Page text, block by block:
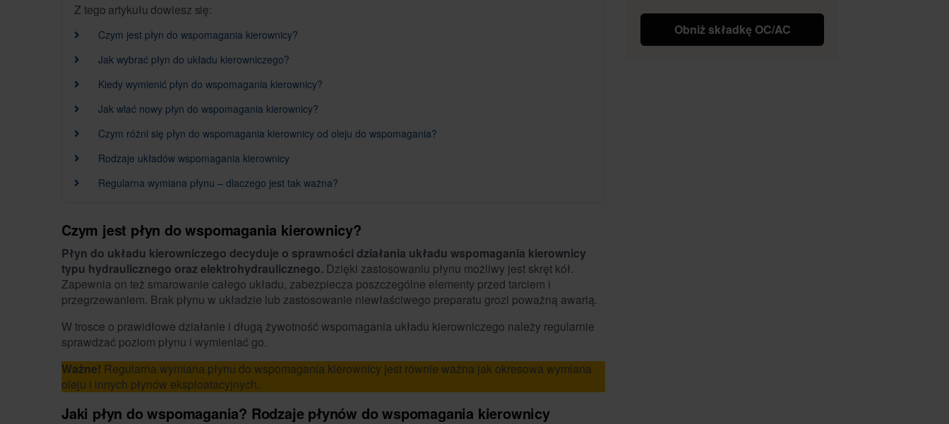
Z tego artykułu dowiesz się:
Czym jest płyn do wspomagania kierownicy?
Jak wybrać płyn do układu kierowniczego?
Kiedy wymienić płyn do wspomagania kierownicy?
Jak wlać nowy płyn do wspomagania kierownicy?
Czym różni się płyn do wspomagania kierownicy od oleju do wspomagania?
Rodzaje układów wspomagania kierownicy
Regularna wymiana płynu – dlaczego jest tak ważna?
Czym jest płyn do wspomagania kierownicy?
Płyn do układu kierowniczego decyduje o sprawności działania układu wspomagania kierownicy
typu hydraulicznego oraz elektrohydraulicznego. Dzięki zastosowaniu płynu możliwy jest skręt kół.
Zapewnia on też smarowanie całego układu, zabezpiecza poszczególne elementy przed tarciem i
przegrzewaniem. Brak płynu w układzie lub zastosowanie niewłaściwego preparatu grozi poważną awarią.
W trosce o prawidłowe działanie i długą żywotność wspomagania układu kierowniczego należy regularnie
sprawdzać poziom płynu i wymieniać go.
Ważne! Regularna wymiana płynu do wspomagania kierownicy jest równie ważna jak okresowa wymiana
oleju i innych płynów eksploatacyjnych.
Jaki płyn do wspomagania? Rodzaje płynów do wspomagania kierownicy
Obniż składkę OC/AC